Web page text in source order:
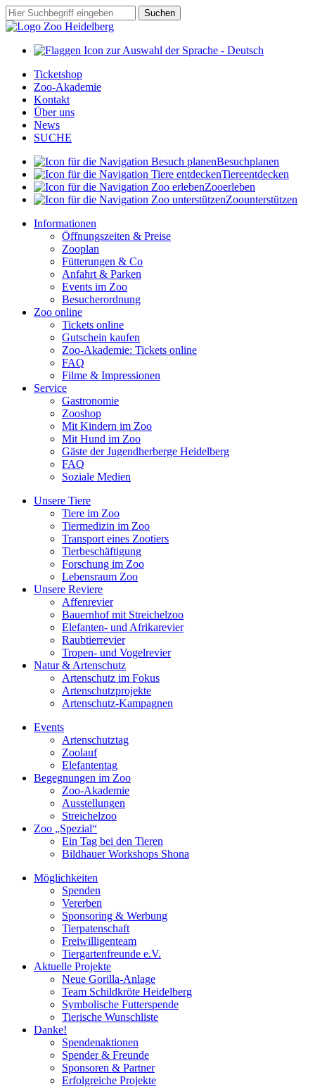
Zum
Hauptinhalt
springen
Suchbegriff Suchen
Ticketshop
Zoo-Akademie
Kontakt
Über uns
News
SUCHE
Besuchplanen
Tiereentdecken
Zooerleben
Zoounterstützen
Informationen
Öffnungszeiten & Preise
Zooplan
Fütterungen & Co
Anfahrt & Parken
Events im Zoo
Besucherordnung
Zoo online
Tickets online
Gutschein kaufen
Zoo-Akademie: Tickets online
FAQ
Filme & Impressionen
Service
Gastronomie
Zooshop
Mit Kindern im Zoo
Mit Hund im Zoo
Gäste der Jugendherberge Heidelberg
FAQ
Soziale Medien
Unsere Tiere
Tiere im Zoo
Tiermedizin im Zoo
Transport eines Zootiers
Tierbeschäftigung
Forschung im Zoo
Lebensraum Zoo
Unsere Reviere
Affenrevier
Bauernhof mit Streichelzoo
Elefanten- und Afrikarevier
Raubtierrevier
Tropen- und Vogelrevier
Natur & Artenschutz
Artenschutz im Fokus
Artenschutzprojekte
Artenschutz-Kampagnen
Events
Artenschutztag
Zoolauf
Elefantentag
Begegnungen im Zoo
Zoo-Akademie
Ausstellungen
Streichelzoo
Zoo „Spezial“
Ein Tag bei den Tieren
Bildhauer Workshops Shona
Möglichkeiten
Spenden
Vererben
Sponsoring & Werbung
Tierpatenschaft
Freiwilligenteam
Tiergartenfreunde e.V.
Aktuelle Projekte
Neue Gorilla-Anlage
Team Schildkröte Heidelberg
Symbolische Futterspende
Tierische Wunschliste
Danke!
Spendenaktionen
Spender & Freunde
Sponsoren & Partner
Erfolgreiche Projekte